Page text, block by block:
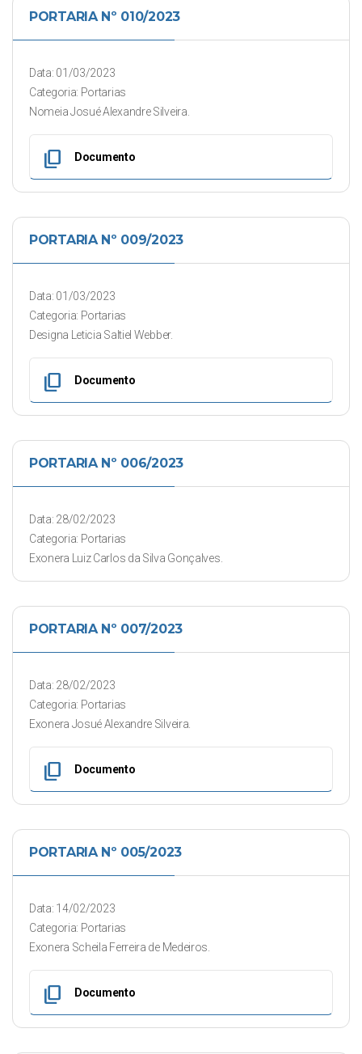
PORTARIA Nº 010/2023
Data: 01/03/2023
Categoria: Portarias
Nomeia Josué Alexandre Silveira.
content_copy Documento
PORTARIA Nº 009/2023
Data: 01/03/2023
Categoria: Portarias
Designa Leticia Saltiel Webber.
content_copy Documento
PORTARIA Nº 006/2023
Data: 28/02/2023
Categoria: Portarias
Exonera Luiz Carlos da Silva Gonçalves.
PORTARIA Nº 007/2023
Data: 28/02/2023
Categoria: Portarias
Exonera Josué Alexandre Silveira.
content_copy Documento
PORTARIA Nº 005/2023
Data: 14/02/2023
Categoria: Portarias
Exonera Scheila Ferreira de Medeiros.
content_copy Documento